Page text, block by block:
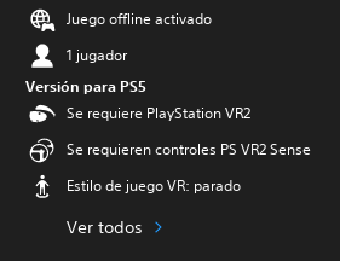
Juego offline activado
1 jugador
Versión para PS5
Se requiere PlayStation VR2
Se requieren controles PS VR2 Sense
Estilo de juego VR: parado
Ver todos